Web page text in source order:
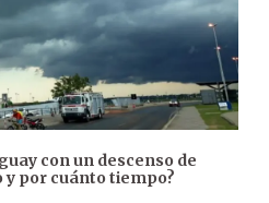
con un descenso de
y por cuánto tiempo?